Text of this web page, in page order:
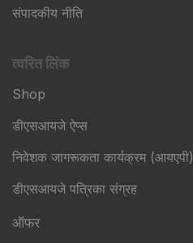
संपादकीय नीति
त्वरित लिंक
Shop
डीएसआयजे ऐप्स
निवेशक जागरूकता कार्यक्रम (आयएपी)
डीएसआयजे पत्रिका संग्रह
ऑफर